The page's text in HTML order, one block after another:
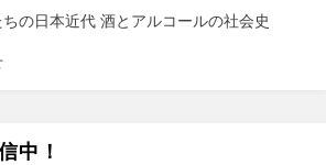
の日本近代 酒とアルコールの社会史
中！